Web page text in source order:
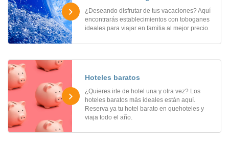
¿Deseando disfrutar de tus vacaciones? Aquí
encontrarás establecimientos con toboganes
ideales para viajar en familia al mejor precio.
Hoteles baratos
¿Quieres irte de hotel una y otra vez? Los
hoteles baratos más ideales están aquí.
Reserva ya tu hotel barato en quehoteles y
viaja todo el año.